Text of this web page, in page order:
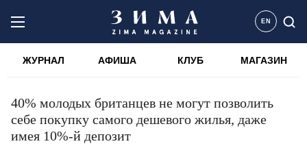
EN
ЖУРНАЛ АФИША КЛУБ МАГАЗИН
40% молодых британцев не могут позволить
себе покупку самого дешевого жилья, даже
имея 10%-й депозит